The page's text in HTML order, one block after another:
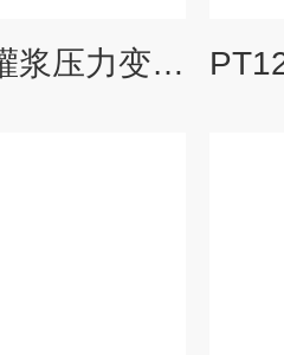
PT124B-2507灌浆压力变送器